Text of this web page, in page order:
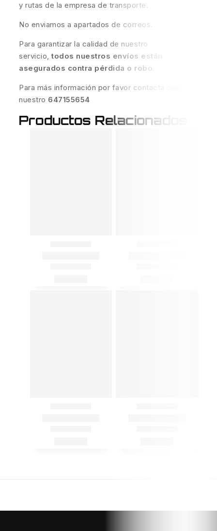
y rutas de la empresa de transporte.
No enviamos a apartados de correos.
Para garantizar la calidad de nuestro
servicio,todos nuestros envíos están
asegurados contra pérdida o robo
Para más información por favor contacta con
nuestro 647155654
Productos Relacionados